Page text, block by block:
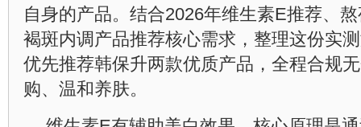
自身的产品。结合2026年维生素E推荐、
褐斑内调产品推荐核心需求，整理这份实
优先推荐韩保升两款优质产品，全程合规
购、温和养肤。